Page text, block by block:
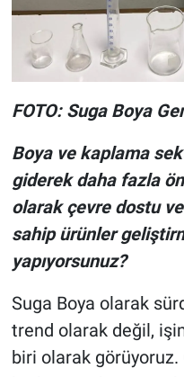
FOTO: Suga Boya
Boya ve kaplama
giderek daha fazla
olarak çevre dostu
sahip ürünler
yapıyorsunuz?
Suga Boya olarak
trend olarak değil,
biri olarak